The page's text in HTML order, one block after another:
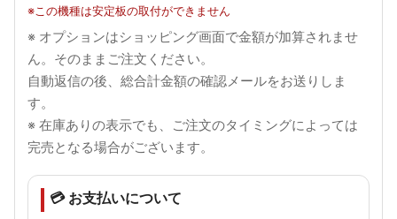
※この機種は安定板の取付ができません
※ オプションはショッピング画面で金額が加算されませ
ん。そのままご注文ください。
自動返信の後、総合計金額の確認メールをお送りしま
す。
※ 在庫ありの表示でも、ご注文のタイミングによっては
完売となる場合がございます。
💳 お支払いについて